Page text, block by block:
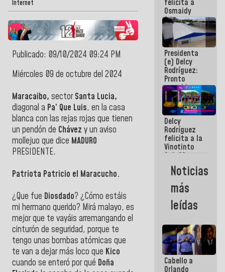
Internet
Publicado: 09/10/2024 09:24 PM
Miércoles 09 de octubre del 2024
Maracaibo, sectorSanta Lucia,
diagonal a Pa’ Que Luis, en la casa
blanca con las rejas rojas que tienen
un pendón de Chávez y un aviso
mollejuo que dice MADURO
PRESIDENTE.
Patriota Patricio el Maracucho.
¿Que fue Diosdado? ¿Cómo estáis
mi hermano querido? Mirá malayo, es
mejor que te vayáis arremangando el
cinturón de seguridad, porque te
tengo unas bombas atómicas que
te van a dejar más loco que Kico
cuando se enteró por qué Doña
felicita a
Osmaidy
Arias y
Giraly
Marcano por
hacer
historia en
los
Centroamericanos
Presidenta
(e) Delcy
Rodríguez:
Pronto
restableceremos
las
operaciones
en el
Aeropuerto
Internacional
de
Maiquetía
Delcy
Rodríguez
felicita a la
Vinotinto
Sub 20
campeona
frente
México Sub
23 en los
Centroamericanos
Noticias
más
leídas
Cabello a
Orlando